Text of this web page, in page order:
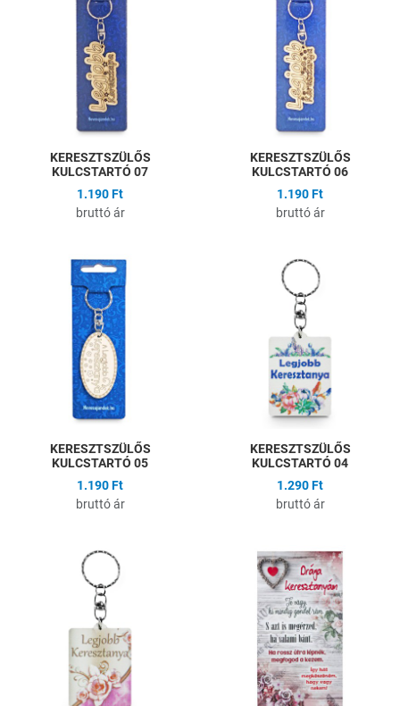
Összehasonlítás
KERESZTSZÜLŐS
KULCSTARTÓ 07
1.190 Ft
bruttó ár
KERESZTSZÜLŐS
KULCSTARTÓ 06
1.190 Ft
bruttó ár
Hozzáadás a kívánságlistához
KERESZTSZÜLŐS
KULCSTARTÓ 05
1.190 Ft
bruttó ár
KERESZTSZÜLŐS
KULCSTARTÓ 04
1.290 Ft
bruttó ár
Hozzáadás a kívánságlistához
Összehasonlítás
Gyors nézet